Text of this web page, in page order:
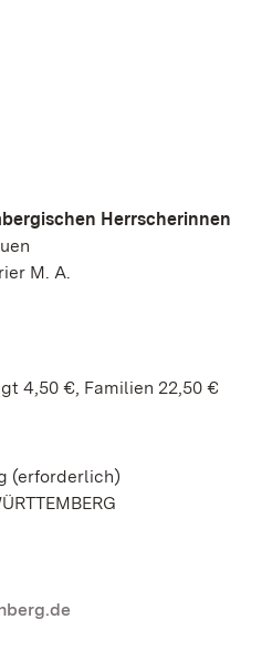
Herrscherinnen
M. A.
4,50 €, Familien 22,50 €
(erforderlich)